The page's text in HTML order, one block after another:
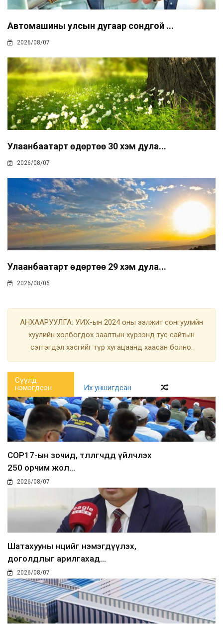
Автомашины улсын дугаар сондгой ...
2026/08/07
Улаанбаатарт өдөртөө 30 хэм дула...
2026/08/07
Улаанбаатарт өдөртөө 29 хэм дула...
2026/08/06
АНХААРУУЛГА: УИХ-ын 2024 оны ээлжит сонгуулийн
хуулийн холбогдох заалтын хүрээнд тус сайтын
сэтгэгдэл хэсгийг түр хугацаанд хаасан болно.
Сүүлд
нэмэгдсэн
Их уншигдсан
COP17-ын зочид, төлөөлөгчдөд үйлчлэх
250 орчим жол...
2026/08/07
Шатахууны нөөцийг нэмэгдүүлэх,
доголдлыг арилгахад...
2026/08/07